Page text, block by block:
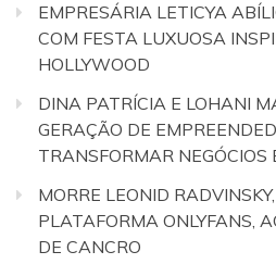
EMPRESÁRIA LETICYA
COM FESTA LUXUOSA
HOLLYWOOD
DINA PATRÍCIA E LOHANI
GERAÇÃO DE
TRANSFORMAR NEGÓCIOS
MORRE LEONID
PLATAFORMA ONLYFANS,
DE CANCRO